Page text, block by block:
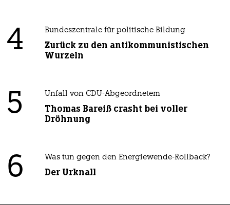
4 Bundeszentrale für politische Bildung
Zurück zu den antikommunistischen
Wurzeln
5 Unfall von CDU-Abgeordnetem
Thomas Bareiß crasht bei voller
Dröhnung
6 Was tun gegen den Energiewende-Rollback?
Der Urknall